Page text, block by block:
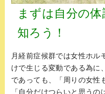
まずは自分の
知ろう！
月経前症候群では女性ホル
けで生じる変動である為に
であっても、「周りの女性
「自分だけつらいと思うの